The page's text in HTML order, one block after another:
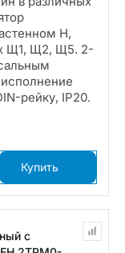
Н,
Щ1, Щ2, Щ5. 2-
рейку, IP20.
Купить
с